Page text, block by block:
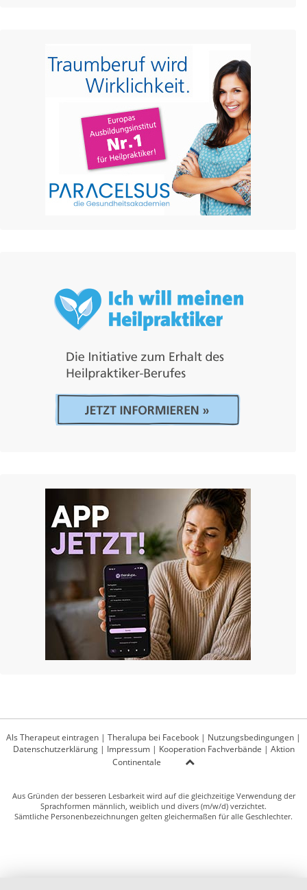
Als Therapeut eintragen | Theralupa bei Facebook | Nutzungsbedingungen |
Datenschutzerklärung| Impressum| Kooperation Fachverbände | Aktion
Continentale
Aus Gründen der besseren Lesbarkeit wird auf die gleichzeitige Verwendung der
Sprachformen männlich, weiblich und divers (m/w/d) verzichtet.
Sämtliche Personenbezeichnungen gelten gleichermaßen für alle Geschlechter.